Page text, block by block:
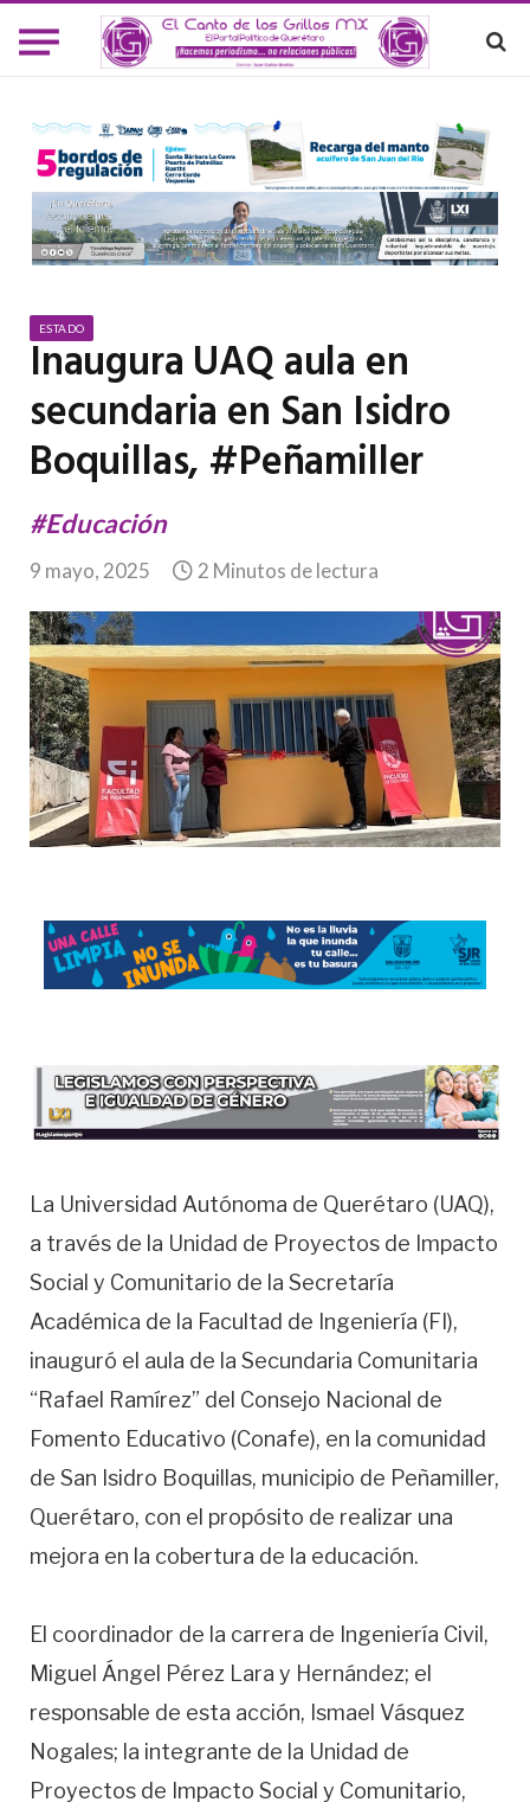
ESTADO
Inaugura UAQ aula en
secundaria en San Isidro
Boquillas, #Peñamiller
#Educación
9 mayo, 2025 2 Minutos de lectura
La Universidad Autónoma de Querétaro (UAQ),
a través de la Unidad de Proyectos de Impacto
Social y Comunitario de la Secretaría
Académica de la Facultad de Ingeniería (FI),
inauguró el aula de la Secundaria Comunitaria
“Rafael Ramírez” del Consejo Nacional de
Fomento Educativo (Conafe), en la comunidad
de San Isidro Boquillas, municipio de Peñamiller,
Querétaro, con el propósito de realizar una
mejora en la cobertura de la educación.
El coordinador de la carrera de Ingeniería Civil,
Miguel Ángel Pérez Lara y Hernández; el
responsable de esta acción, Ismael Vásquez
Nogales; la integrante de la Unidad de
Proyectos de Impacto Social y Comunitario,